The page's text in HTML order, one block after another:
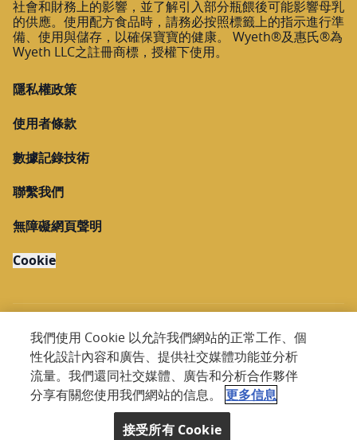
社會和財務上的影響，並了解引入部分瓶餵後可能影響母乳
的供應。使用配方食品時，請務必按照標籤上的指示進行準
備、使用與儲存，以確保寶寶的健康。 Wyeth®及惠氏®為
Wyeth LLC之註冊商標，授權下使用。
隱私權政策
使用者條款
數據記錄技術
聯繫我們
無障礙網頁聲明
Cookie
Copyright @ 2026 Nestlé. All rights reserved.
滚动到顶部
我們使用 Cookie 以允許我們網站的正常工作、個
性化設計內容和廣告、提供社交媒體功能並分析
流量。我們還同社交媒體、廣告和分析合作夥伴
分享有關您使用我們網站的信息。
更多信息
接受所有 Cookie